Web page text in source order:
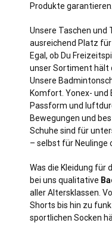
Produkte garantieren.
Unsere Taschen und
ausreichend Platz für
Egal, ob Du
unser Sortiment hält
Unsere
Komfort. Yonex-
Passform und
Bewegungen und
Schuhe sind für
– selbst für Neulinge
Was die Kleidung für
bei uns qualitative
aller Altersklassen.
Shorts bis hin zu
sportlichen Socken